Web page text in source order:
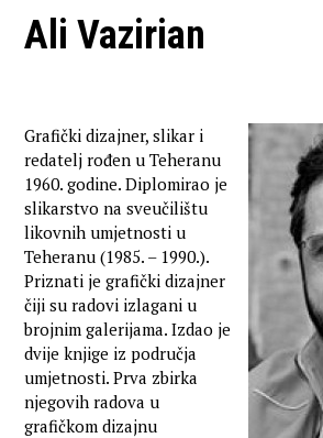
Ali Vazirian
Grafički dizajner, slikar i
redatelj rođen u Teheranu
1960. godine. Diplomirao je
slikarstvo na sveučilištu
likovnih umjetnosti u
Teheranu (1985. – 1990.).
Priznati je grafički dizajner
čiji su radovi izlagani u
brojnim galerijama. Izdao je
dvije knjige iz područja
umjetnosti. Prva zbirka
njegovih radova u
grafičkom dizajnu